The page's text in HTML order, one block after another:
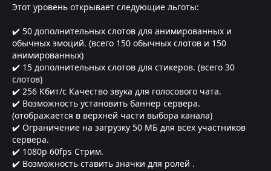
Этот уровень открывает следующие льготы:
✔️ 50 дополнительных слотов для анимированных и
обычных эмоций. (всего 150 обычных слотов и 150
анимированных)
✔️ 15 дополнительных слотов для стикеров. (всего 30
слотов)
✔️ 256 Кбит/с Качество звука для голосового чата.
✔️ Возможность установить баннер сервера.
(отображается в верхней части выбора канала)
✔️ Ограничение на загрузку 50 МБ для всех участников
сервера.
✔️ 1080p 60fps Стрим.
✔️ Возможность ставить значки для ролей .